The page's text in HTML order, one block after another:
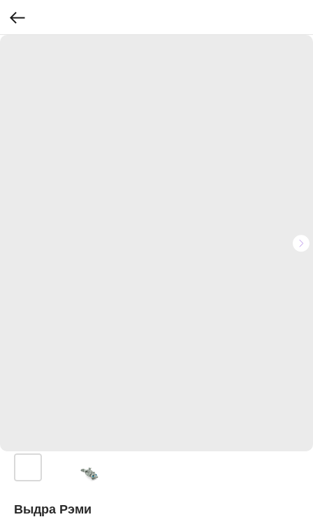
Выдра Рэми